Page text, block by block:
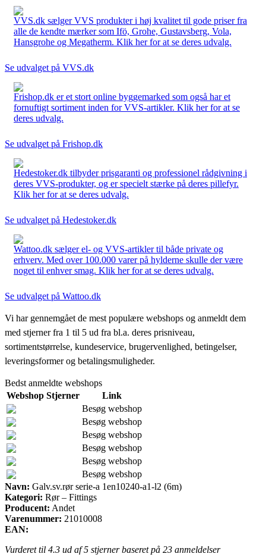
VVS.dk sælger VVS produkter i høj kvalitet til gode priser fra
alle de kendte mærker som Ifö, Grohe, Gustavsberg, Vola,
Hansgrohe og Megatherm. Klik her for at se deres udvalg.
Se udvalget på VVS.dk
Frishop.dk er et stort online byggemarked som også har et
fornuftigt sortiment inden for VVS-artikler. Klik her for at se
deres udvalg.
Se udvalget på Frishop.dk
Hedestoker.dk tilbyder prisgaranti og professionel rådgivning i
deres VVS-produkter, og er specielt stærke på deres pillefyr.
Klik her for at se deres udvalg.
Se udvalget på Hedestoker.dk
Wattoo.dk sælger el- og VVS-artikler til både private og
erhverv. Med over 100.000 varer på hylderne skulle der være
noget til enhver smag. Klik her for at se deres udvalg.
Se udvalget på Wattoo.dk
Vi har gennemgået de mest populære webshops og anmeldt dem
med stjerner fra 1 til 5 ud fra bl.a. deres prisniveau,
sortimentstørrelse, kundeservice, brugervenlighed, betingelser,
leveringsformer og betalingsmuligheder.
Bedst anmeldte webshops
Webshop Stjerner
Link
Besøg webshop
Besøg webshop
Besøg webshop
Besøg webshop
Besøg webshop
Besøg webshop
Navn: Galv.sv.rør serie-a 1en10240-a1-l2 (6m)
Kategori: Rør – Fittings
Producent: Andet
Varenummer: 21010008
EAN:
Vurderet til 4.3 ud af 5 stjerner baseret på 23 anmeldelser